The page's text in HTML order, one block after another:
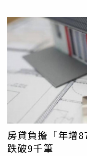
房貸負擔「年增
跌破9千筆